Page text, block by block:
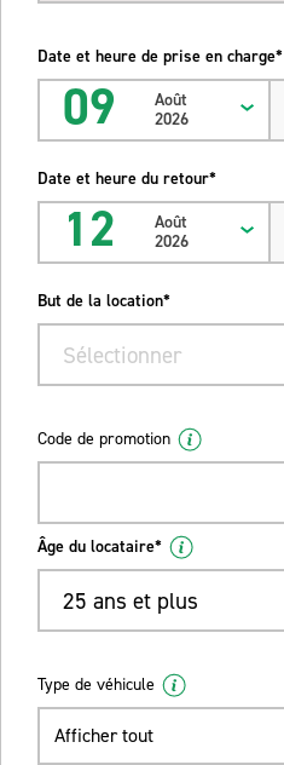
Date et heure de prise en charge*
09
Août
2026
Date et heure du retour*
12
Août
2026
But de la location*
Sélectionner
Code de promotion
Âge du locataire*
25 ans et plus
Type de véhicule
Afficher tout